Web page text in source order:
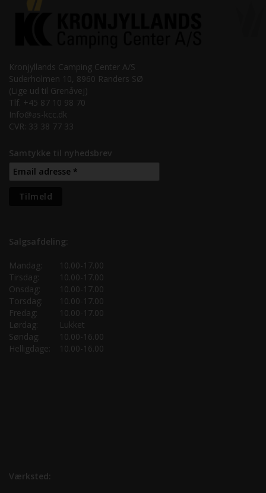
Kronjyllands Camping Center A/S
Suderholmen 10, 8960 Randers SØ
(Lige ud til Grenåvej)
Tlf. +45 87 10 98 70
Info@as-kcc.dk
CVR: 33 38 77 33
Samtykke til nyhedsbrev
Salgsafdeling:
Mandag:
10.00-17.00
Tirsdag:
10.00-17.00
Onsdag:
10.00-17.00
Torsdag:
10.00-17.00
Fredag:
10.00-17.00
Lørdag:
Lukket
Søndag:
10.00-16.00
Helligdage:
10.00-16.00
Værksted: